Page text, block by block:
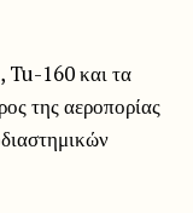
Tu-160 και τα
της αεροπορίας